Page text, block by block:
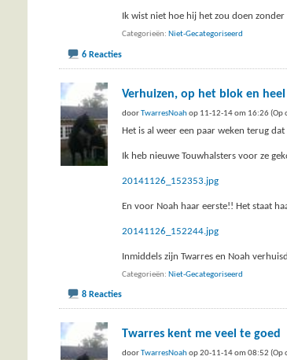
Ik wist niet hoe hij het zou doen
Categorieën Niet-Gecategoriseerd
6 Reacties
Verhuizen, op het blok en
doorTwarresNoahop 11-12-14 om 16:26 (Op
Het is al weer een paar weken terug
Ik heb nieuwe Touwhalsters voor ze
20141126_152353.jpg
En voor Noah haar eerste!! Het staat
20141126_152244.jpg
Inmiddels zijn Twarres en Noah
Categorieën Niet-Gecategoriseerd
8 Reacties
Twarres kent me veel te goed
doorTwarresNoahop 20-11-14 om 08:52 (Op